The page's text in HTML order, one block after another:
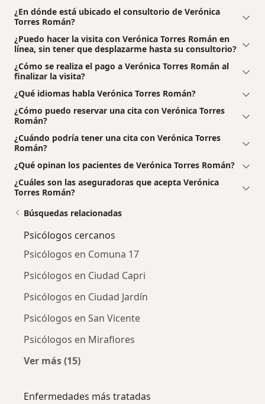
¿En dónde está ubicado el consultorio de Verónica
Torres Román?
¿Puedo hacer la visita con Verónica Torres Román en
línea, sin tener que desplazarme hasta su consultorio?
¿Cómo se realiza el pago a Verónica Torres Román al
finalizar la visita?
¿Qué idiomas habla Verónica Torres Román?
¿Cómo puedo reservar una cita con Verónica Torres
Román?
¿Cuándo podría tener una cita con Verónica Torres
Román?
¿Qué opinan los pacientes de Verónica Torres Román?
¿Cuáles son las aseguradoras que acepta Verónica
Torres Román?
Búsquedas relacionadas
Psicólogos cercanos
Psicólogos en Comuna 17
Psicólogos en Ciudad Capri
Psicólogos en Ciudad Jardín
Psicólogos en San Vicente
Psicólogos en Miraflores
Ver más (15)
Enfermedades más tratadas